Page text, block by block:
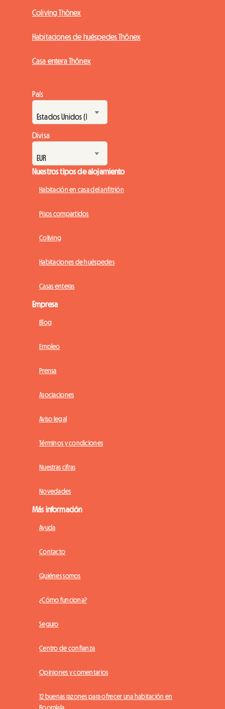
Coliving Thônex
Habitaciones de huéspedes Thônex
Casa entera Thônex
País
Divisa
Nuestros tipos de alojamiento
Habitación en casa del anfitrión
Pisos compartidos
Coliving
Habitaciones de huéspedes
Casas enteras
Empresa
Blog
Empleo
Prensa
Asociaciones
Aviso legal
Términos y condiciones
Nuestras cifras
Novedades
Más información
Ayuda
Contacto
Quiénes somos
¿Cómo funciona?
Seguro
Centro de confianza
Opiniones y comentarios
12 buenas razones para ofrecer una habitación en